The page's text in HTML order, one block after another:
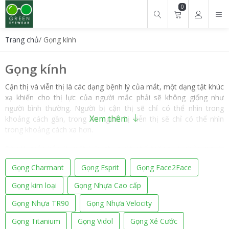
0
Trang chủ/ Gọng kính
Gọng kính
Cận thị và viễn thị là các dạng bệnh lý của mắt, một dạng tật khúc
xạ khiến cho thị lực của người mắc phải sẽ không giống như
người bình thường. Người bị cận thị sẽ chỉ có thể nhìn trong
khoảng cách gần, trong khi người bị viễn thị sẽ chỉ có thể nhìn
trong khoảng cách xa hơn.
trong chúng ta đã nắm rõ. Thế nhưng những kiến thức sâu hơn
hơn về các loại kính cận/ viễn và cách chọn một loại kính phù hợp
cho tình trạng của bản thân thì không phải là điều mà nhiều người
có thể nắm rõ. Trong bài viết này Mắt Kính Xanh sẽ giới thiệu một
cách kỹ hơn về các loại kính cận, viễn phổ biến trên thị trường.
Các loại kính cận viễn, kính thuốc
Xem thêm
Gọng Charmant Gọng Esprit
Gọng Face2Face
Gọng kim loại
Gọng Nhựa Cao cấp
Gọng Nhựa TR90
Gọng Nhựa Velocity
Gọng Titanium
Gọng Vidol Gọng Xẻ Cước